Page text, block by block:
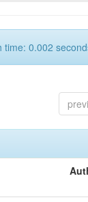
time: 0.002